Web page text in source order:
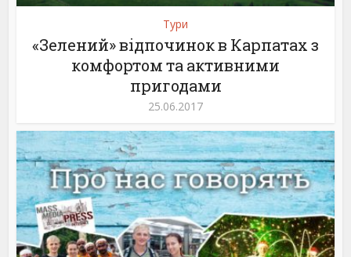
Тури
«Зелений» відпочинок в Карпатах з
комфортом та активними
пригодами
25.06.2017